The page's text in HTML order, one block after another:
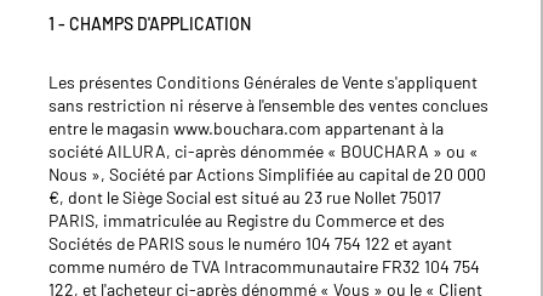
1 - CHAMPS D'APPLICATION
Les présentes Conditions Générales de Vente s'appliquent
sans restriction ni réserve à l'ensemble des ventes conclues
entre le magasin www.bouchara.com appartenant à la
société AILURA, ci-après dénommée « BOUCHARA » ou «
Nous », Société par Actions Simplifiée au capital de 20 000
€, dont le Siège Social est situé au 23 rue Nollet 75017
PARIS, immatriculée au Registre du Commerce et des
Sociétés de PARIS sous le numéro 104 754 122 et ayant
comme numéro de TVA Intracommunautaire FR32 104 754
122, et l'acheteur ci-après dénommé « Vous » ou le « Client